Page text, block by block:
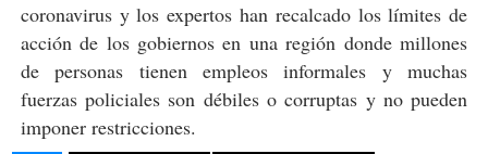
coronavirus y los expertos han recalcado los límites de
acción de los gobiernos en una región donde millones
de personas tienen empleos informales y muchas
fuerzas policiales son débiles o corruptas y no pueden
imponer restricciones.